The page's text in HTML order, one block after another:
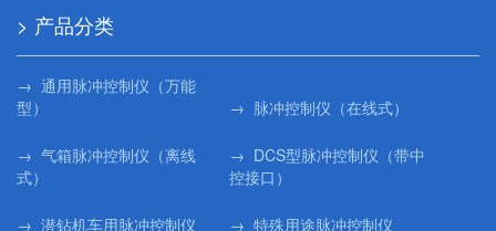
> 产品分类
→ 通用脉冲控制仪（万能
型）
→ 脉冲控制仪（在线式）
→ 气箱脉冲控制仪（离线
式）
→ DCS型脉冲控制仪（带中
控接口）
→ 潜钻机车用脉冲控制仪
→ 特殊用途脉冲控制仪